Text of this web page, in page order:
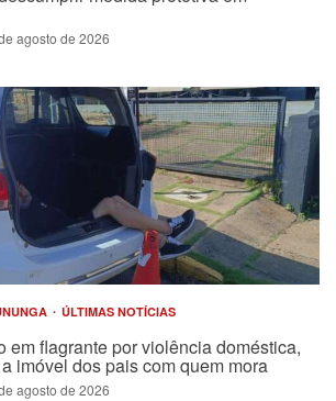
agosto de 2026
ÚLTIMAS NOTÍCIAS
em flagrante por violência doméstica,
imóvel dos pais com quem mora
agosto de 2026